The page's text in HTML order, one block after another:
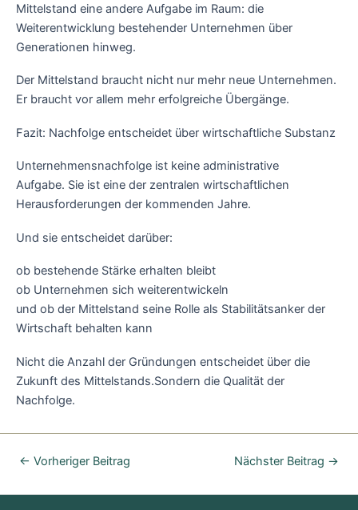
Mittelstand eine andere Aufgabe im Raum: die
Weiterentwicklung bestehender Unternehmen über
Generationen hinweg.
Der Mittelstand braucht nicht nur mehr neue Unternehmen.
Er braucht vor allem mehr erfolgreiche Übergänge.
Fazit: Nachfolge entscheidet über wirtschaftliche Substanz
Unternehmensnachfolge ist keine administrative
Aufgabe. Sie ist eine der zentralen wirtschaftlichen
Herausforderungen der kommenden Jahre.
Und sie entscheidet darüber:
ob bestehende Stärke erhalten bleibt
ob Unternehmen sich weiterentwickeln
und ob der Mittelstand seine Rolle als Stabilitätsanker der
Wirtschaft behalten kann
Nicht die Anzahl der Gründungen entscheidet über die
Zukunft des Mittelstands.Sondern die Qualität der
Nachfolge.
← Vorheriger Beitrag Nächster Beitrag →